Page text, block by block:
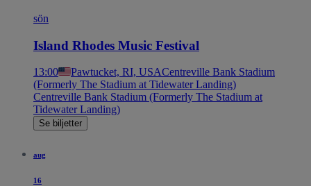
sön
Island Rhodes Music Festival
13:00 Pawtucket, RI, USACentreville Bank Stadium
(Formerly The Stadium at Tidewater Landing)
Centreville Bank Stadium (Formerly The Stadium at
Tidewater Landing)
Se biljetter
aug
16